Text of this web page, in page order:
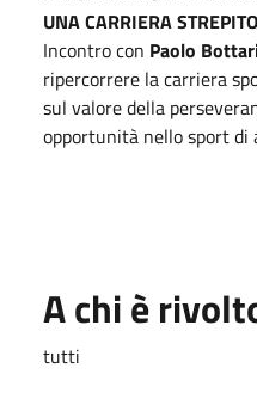
UNA CARRIERA
Incontro con Paolo
ripercorrere la carriera
sul valore della
opportunità nello sport di
A chi è
tutti